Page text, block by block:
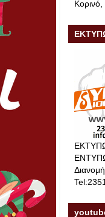
Κορινό,